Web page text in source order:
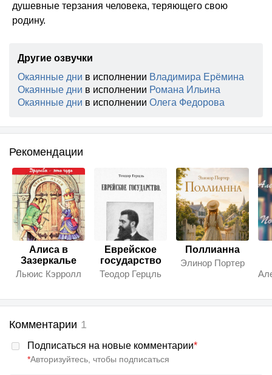
душевные терзания человека, теряющего свою
родину.
Другие озвучки
Окаянные дни в исполнении Владимира Ерёмина
Окаянные дни в исполнении Романа Ильина
Окаянные дни в исполнении Олега Федорова
Рекомендации
Алиса в
Зазеркалье
Льюис Кэрролл
Еврейское
государство
Теодор Герцль
Поллианна
Элинор Портер
Комментарии 1
Подписаться на новые комментарии*
*Авторизуйтесь, чтобы подписаться